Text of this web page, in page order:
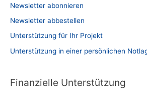
Newsletter abonnieren
Newsletter abbestellen
Unterstützung für Ihr Projekt
Unterstützung in einer persönlichen
Finanzielle Unterstützung